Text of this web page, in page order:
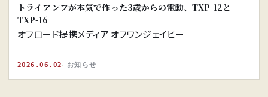
トライアンフが本気で作った3歳からの電動、TXP-12と
TXP-16
オフロード提携メディア オフワンジェイピー
2026.06.02 お知らせ